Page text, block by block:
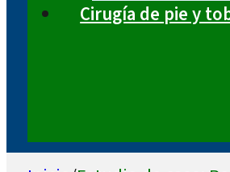
Cirugía de pie y